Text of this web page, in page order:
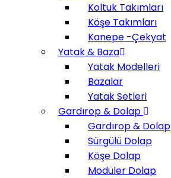
Koltuk Takımları
Köşe Takımları
Kanepe -Çekyat
Yatak & Baza
Yatak Modelleri
Bazalar
Yatak Setleri
Gardırop & Dolap
Gardırop & Dolap
Sürgülü Dolap
Köşe Dolap
Modüler Dolap